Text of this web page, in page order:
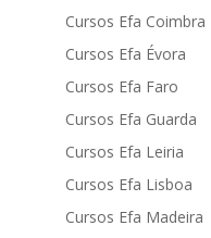
Cursos Efa Coimbra
Cursos Efa Évora
Cursos Efa Faro
Cursos Efa Guarda
Cursos Efa Leiria
Cursos Efa Lisboa
Cursos Efa Madeira